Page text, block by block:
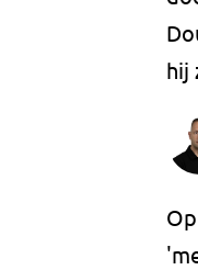
hij